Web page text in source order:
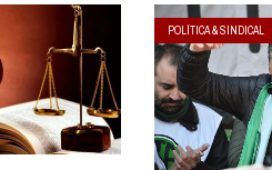
POLÍTICA & SINDICAL